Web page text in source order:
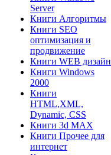
Server
Книги Алгоритмы
Книги SEO
оптимизация и
продвижение
Книги WEB дизайн
Книги Windows
2000
Книги
HTML,XML,
Dynamic, CSS
Книги 3d MAX
Книги Прочее для
интернет